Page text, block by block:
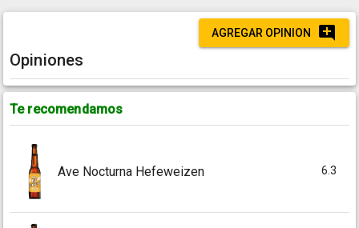
AGREGAR OPINION
Opiniones
Te recomendamos
Ave Nocturna Hefeweizen 6.3